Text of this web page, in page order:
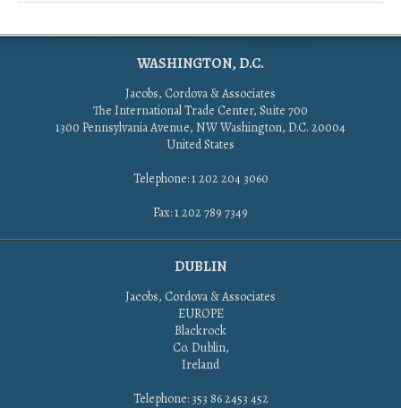
WASHINGTON, D.C.
Jacobs, Cordova & Associates
The International Trade Center, Suite 700
1300 Pennsylvania Avenue, NW Washington, D.C. 20004
United States
Telephone: 1 202 204 3060
Fax: 1 202 789 7349
DUBLIN
Jacobs, Cordova & Associates
EUROPE
Blackrock
Co. Dublin,
Ireland
Telephone: 353 86 2453 452